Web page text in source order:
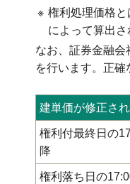
※ 権利処理価格
によって算出さ
なお、証券金融
を行います。正
建単価が修正さ
権利付最終日の
降
権利落ち日の